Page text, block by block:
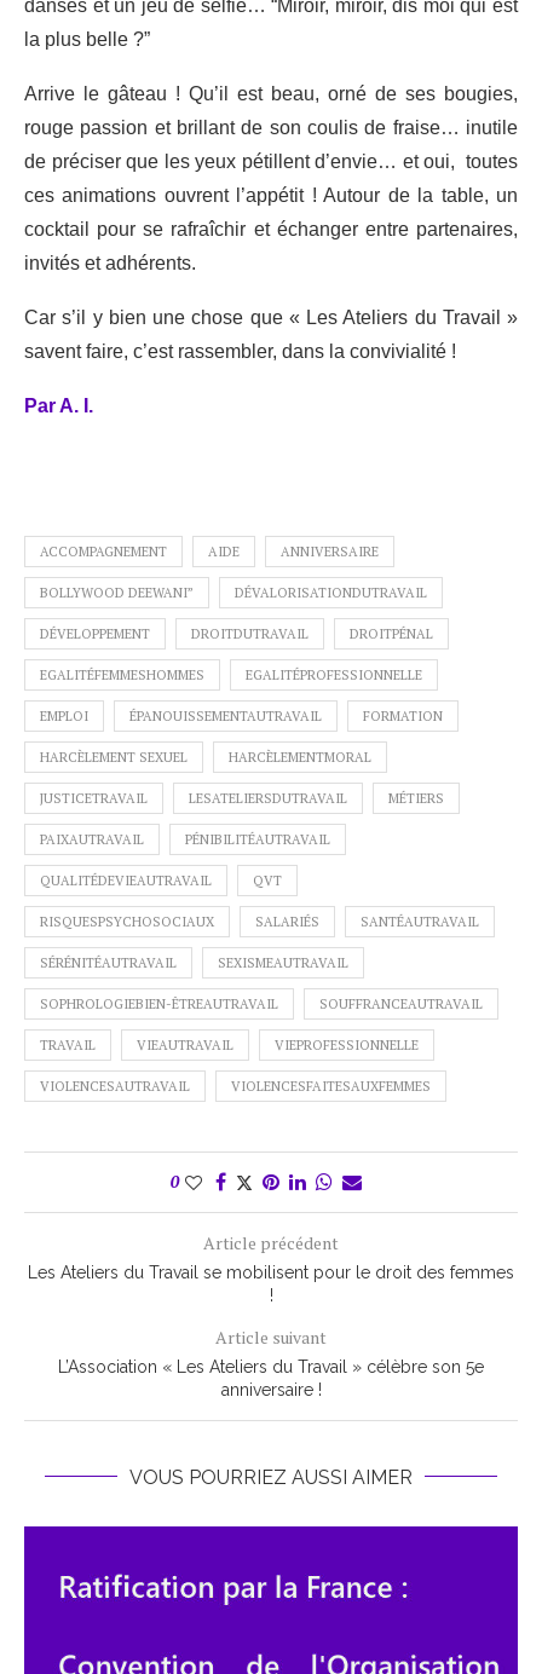
danses et un jeu de selfie… “Miroir, miroir, dis moi qui est
la plus belle ?”
Arrive le gâteau ! Qu’il est beau, orné de ses bougies,
rouge passion et brillant de son coulis de fraise… inutile
de préciser que les yeux pétillent d’envie… et oui, toutes
ces animations ouvrent l’appétit ! Autour de la table, un
cocktail pour se rafraîchir et échanger entre partenaires,
invités et adhérents.
Car s’il y bien une chose que « Les Ateliers du Travail »
savent faire, c’est rassembler, dans la convivialité !
Par A. I.
ACCOMPAGNEMENT AIDE ANNIVERSAIRE
BOLLYWOOD DEEWANI” DÉVALORISATIONDUTRAVAIL
DÉVELOPPEMENT DROITDUTRAVAIL DROITPÉNAL
EGALITÉFEMMESHOMMES EGALITÉPROFESSIONNELLE
EMPLOI ÉPANOUISSEMENTAUTRAVAIL FORMATION
HARCÈLEMENT SEXUEL HARCÈLEMENTMORAL
JUSTICETRAVAIL LESATELIERSDUTRAVAIL MÉTIERS
PAIXAUTRAVAIL PÉNIBILITÉAUTRAVAIL
QUALITÉDEVIEAUTRAVAIL QVT
RISQUESPSYCHOSOCIAUX SALARIÉS SANTÉAUTRAVAIL
SÉRÉNITÉAUTRAVAIL SEXISMEAUTRAVAIL
SOPHROLOGIEBIEN-ÊTREAUTRAVAIL SOUFFRANCEAUTRAVAIL
TRAVAIL VIEAUTRAVAIL VIEPROFESSIONNELLE
VIOLENCESAUTRAVAIL VIOLENCESFAITESAUXFEMMES
0
Article précédent
Les Ateliers du Travail se mobilisent pour le droit des femmes
!
Article suivant
L’Association « Les Ateliers du Travail » célèbre son 5e
anniversaire !
VOUS POURRIEZ AUSSI AIMER